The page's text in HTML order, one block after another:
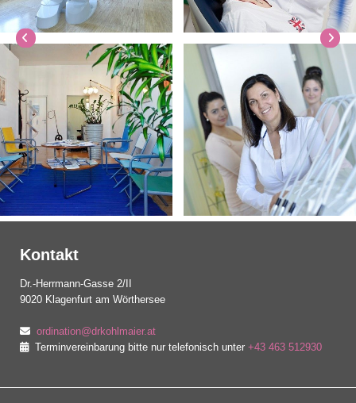
Kontakt
Dr.-Herrmann-Gasse 2/II
9020 Klagenfurt am Wörthersee
 ordination@drkohlmaier.at
 Terminvereinbarung bitte nur telefonisch unter +43 463 512930